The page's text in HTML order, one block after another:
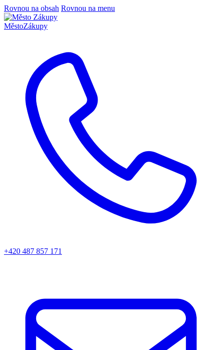
Rovnou na obsah Rovnou na menu
MěstoZákupy
+420 487 857 171